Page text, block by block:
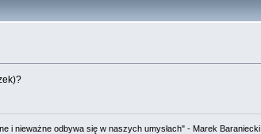
i nieważne odbywa się w naszych umysłach" - Marek Baraniecki